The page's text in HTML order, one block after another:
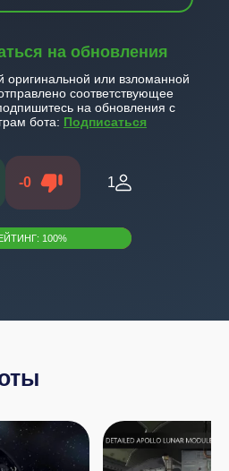
на обновления
оригинальной или взломанной
соответствующее
на обновления с
бота: Подписаться
-0 1
100%